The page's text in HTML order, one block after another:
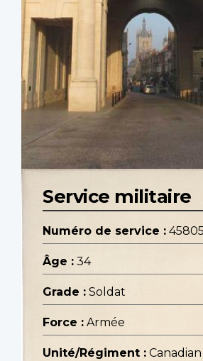
Service militaire
Numéro de service :
Âge : 34
Grade : Soldat
Force : Armée
Unité/Régiment :